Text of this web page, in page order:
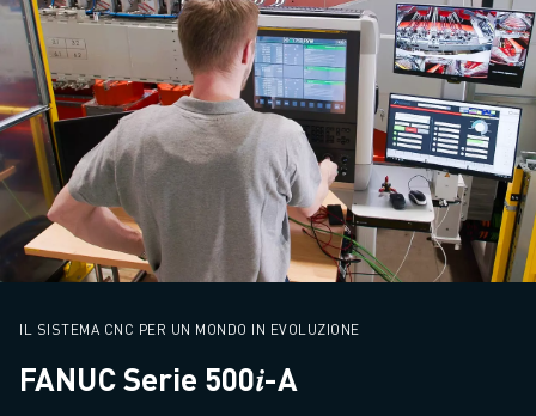
IL SISTEMA CNC PER UN MONDO IN EVOLUZIONE
FANUC Serie 500𝑖-A